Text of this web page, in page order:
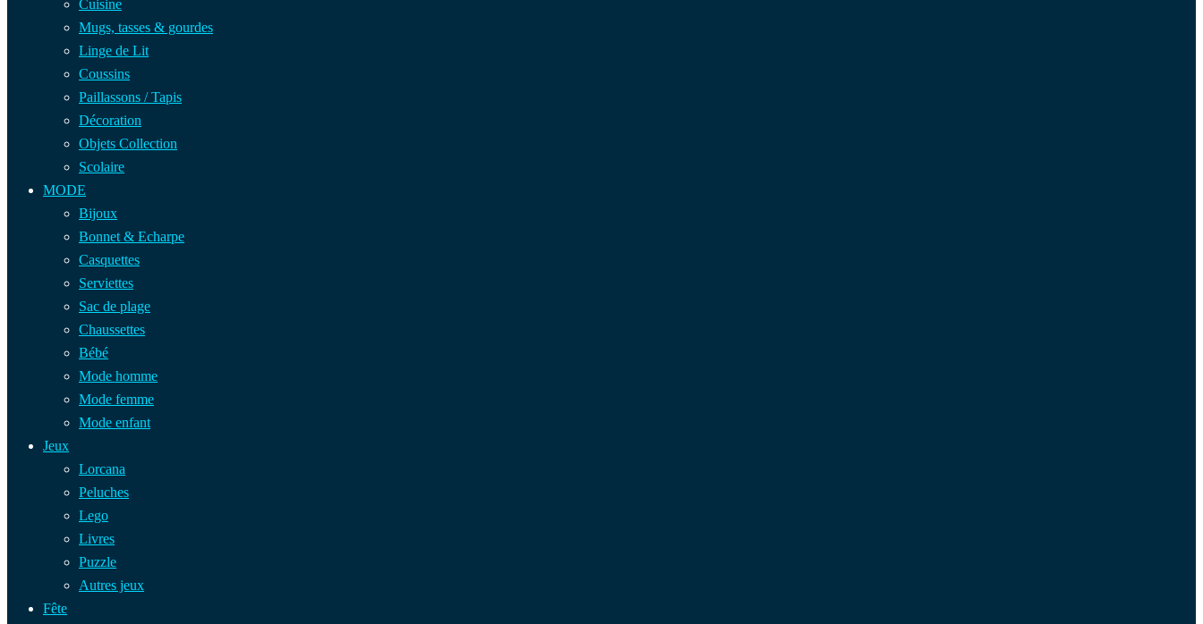
Cuisine
Mugs, tasses & gourdes
Linge de Lit
Coussins
Paillassons / Tapis
Décoration
Objets Collection
Scolaire
MODE
Bijoux
Bonnet & Echarpe
Casquettes
Serviettes
Sac de plage
Chaussettes
Bébé
Mode homme
Mode femme
Mode enfant
Jeux
Lorcana
Peluches
Lego
Livres
Puzzle
Autres jeux
Fête